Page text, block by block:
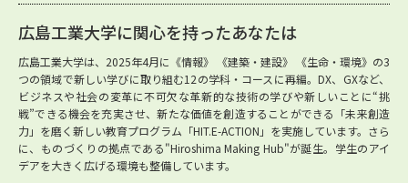
広島工業大学に関心を持ったあなたは
広島工業大学は、2025年4月に《情報》 《建築・建設》 《生命・環境》の3
つの領域で新しい学びに取り組む12の学科・コースに再編。DX、GXなど、
ビジネスや社会の変革に不可欠な革新的な技術の学びや新しいことに“挑
戦”できる機会を充実させ、新たな価値を創造することができる「未来創造
力」を磨く新しい教育プログラム「HIT.E-ACTION」を実施しています。さら
に、ものづくりの拠点である"Hiroshima Making Hub"が誕生。学生のアイ
デアを大きく広げる環境も整備しています。